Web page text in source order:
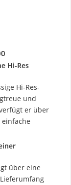
Hi-Res
Hi-Res-
und
er über
über eine